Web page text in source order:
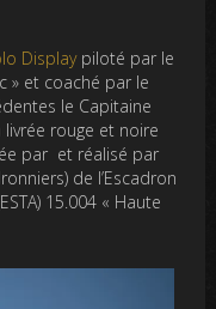
Displaypiloté par le
» et coaché par le
le Capitaine
livrée rouge et noire
par et réalisé par
de l’Escadron
15.004 « Haute